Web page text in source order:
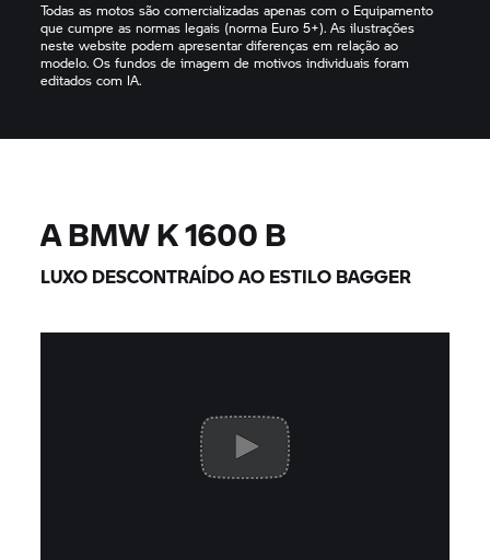
Todas as motos são comercializadas apenas com o Equipamento
que cumpre as normas legais (norma Euro 5+). As ilustrações
neste website podem apresentar diferenças em relação ao
modelo. Os fundos de imagem de motivos individuais foram
editados com IA.
A BMWK 1600 B
LUXO DESCONTRAÍDO AO ESTILO BAGGER